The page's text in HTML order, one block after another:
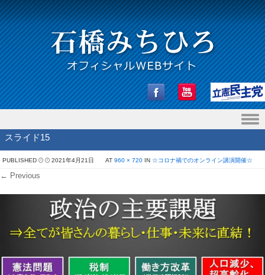
Skip to content
スライド15
PUBLISHED 2021年4月21日 AT 960 × 720 IN ☆コロナ禍でのオンライン講演開催☆
← Previous